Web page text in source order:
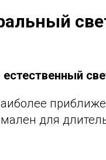
для